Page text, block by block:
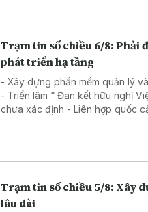
Trạm tin số chiều 6/8: Phải
phát triển hạ tầng
- Xây dựng phần mềm quản lý
- Triển lãm “ Đan kết hữu nghị Việt Nam- Thái
chưa xác định - Liên
Trạm tin số chiều 5/8: Xây
lâu dài